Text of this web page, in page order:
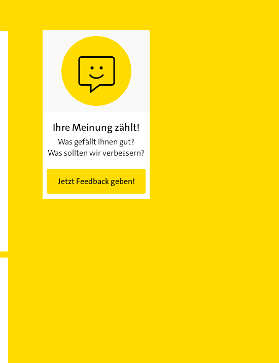
Ihre Meinung zählt!
Was gefällt Ihnen gut?
Was sollten wir verbessern?
Jetzt Feedback geben!